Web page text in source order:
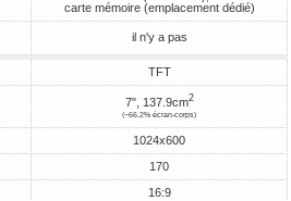
carte mémoire (emplacement dédié)
il n'y a pas
TFT
7", 137.9cm2
(~66.2% écran-corps)
1024x600
170
16:9